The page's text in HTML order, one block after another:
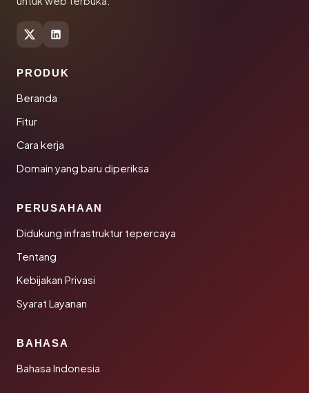
PRODUK
Beranda
Fitur
Cara kerja
Domain yang baru diperiksa
PERUSAHAAN
Didukung infrastruktur tepercaya
Tentang
Kebijakan Privasi
Syarat Layanan
BAHASA
Bahasa Indonesia